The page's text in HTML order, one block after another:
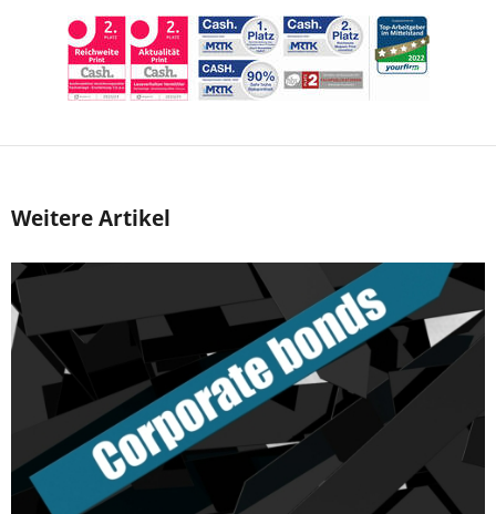
Weitere Artikel